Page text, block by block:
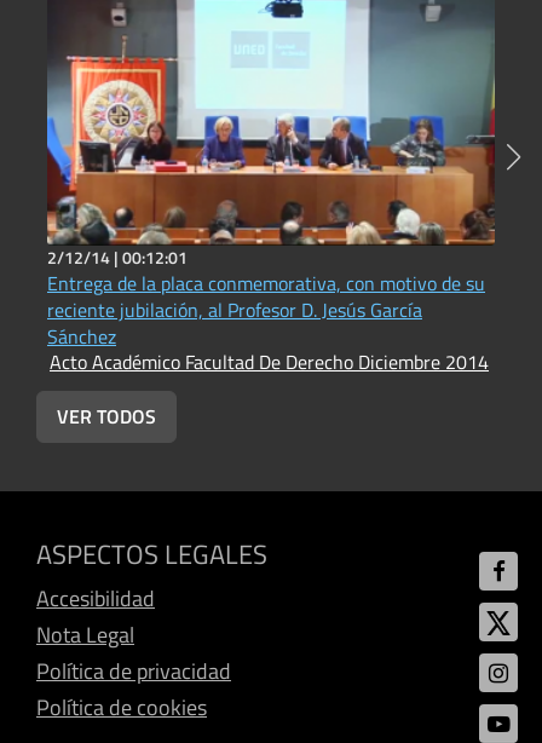
2/12/14 |00:12:01
Entrega de la placa conmemorativa, con motivo de su
reciente jubilación, al Profesor D. Jesús García
Sánchez
Acto Académico Facultad De Derecho Diciembre 2014
VER TODOS
ASPECTOS LEGALES
Accesibilidad
Nota Legal
Política de privacidad
Política de cookies